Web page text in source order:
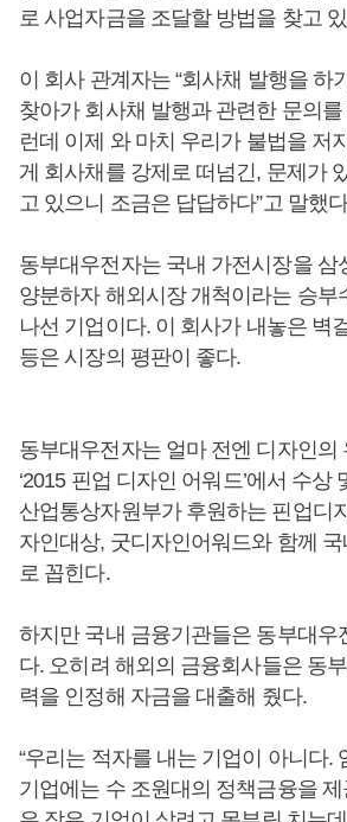
로 사업자금을 조달할 방법을 찾고
이 회사 관계자는 “회사채 발행을 하
찾아가 회사채 발행과 관련한 문의를
런데 이제 와 마치 우리가 불법을 저
게 회사채를 강제로 떠넘긴, 문제가
고 있으니 조금은 답답하다”고 말했
동부대우전자는 국내 가전시장을 삼
양분하자 해외시장 개척이라는 승부
나선 기업이다. 이 회사가 내놓은 벽
등은 시장의 평판이 좋다.
동부대우전자는 얼마 전엔 디자인의
‘2015 핀업 디자인 어워드’에서 수상
산업통상자원부가 후원하는 핀업디
자인대상, 굿디자인어워드와 함께
로 꼽힌다.
하지만 국내 금융기관들은 동부대우
다. 오히려 해외의 금융회사들은 동
력을 인정해 자금을 대출해 줬다.
“우리는 적자를 내는 기업이 아니다.
기업에는 수 조원대의 정책금융을